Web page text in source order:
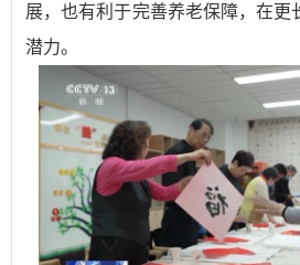
展，也有利于完善养老保障，在更
潜力。